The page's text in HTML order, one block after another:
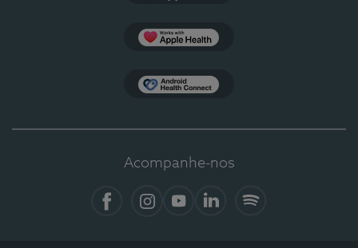
Acompanhe-nos